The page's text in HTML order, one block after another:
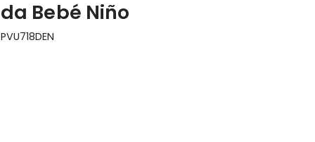
Bebé Niño
PVU718DEN